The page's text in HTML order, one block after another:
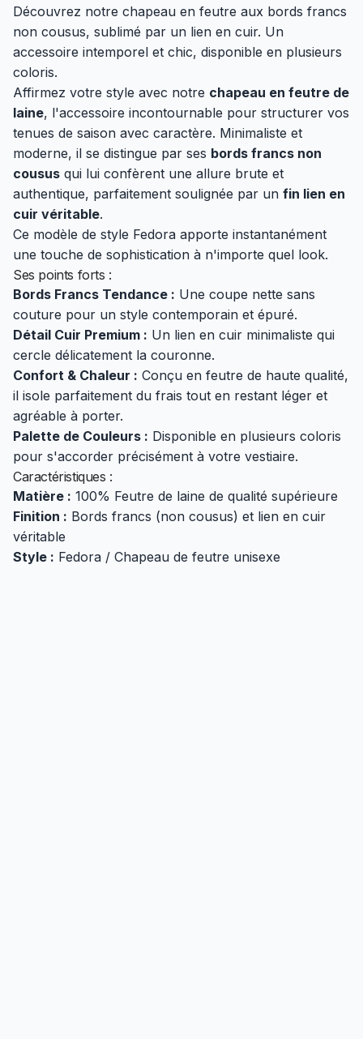
Découvrez notre chapeau en feutre aux bords francs
non cousus, sublimé par un lien en cuir. Un
accessoire intemporel et chic, disponible en plusieurs
coloris.
Affirmez votre style avec notre chapeau en feutre de
laine, l'accessoire incontournable pour structurer vos
tenues de saison avec caractère. Minimaliste et
moderne, il se distingue par ses bords francs non
cousus qui lui confèrent une allure brute et
authentique, parfaitement soulignée par un fin lien en
cuir véritable.
Ce modèle de style Fedora apporte instantanément
une touche de sophistication à n'importe quel look.
Ses points forts :
Bords Francs Tendance : Une coupe nette sans
couture pour un style contemporain et épuré.
Détail Cuir Premium : Un lien en cuir minimaliste qui
cercle délicatement la couronne.
Confort & Chaleur : Conçu en feutre de haute qualité,
il isole parfaitement du frais tout en restant léger et
agréable à porter.
Palette de Couleurs : Disponible en plusieurs coloris
pour s'accorder précisément à votre vestiaire.
Caractéristiques :
Matière : 100% Feutre de laine de qualité supérieure
Finition : Bords francs (non cousus) et lien en cuir
véritable
Style : Fedora / Chapeau de feutre unisexe